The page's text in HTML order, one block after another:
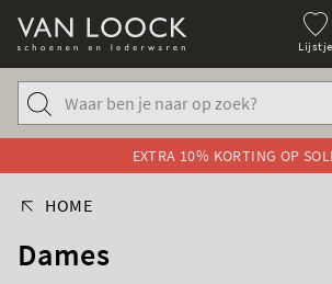
Lijstje
EXTRA 10% KORTING OP
HOME
Dames